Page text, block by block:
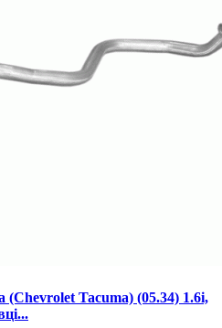
Tacuma) (05.34) 1.6i,